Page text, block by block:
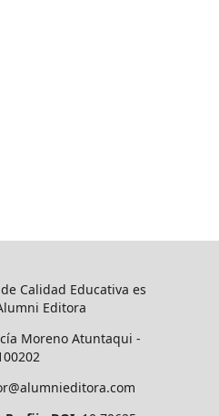
Calidad Educativa es
Editora
Moreno Atuntaqui -